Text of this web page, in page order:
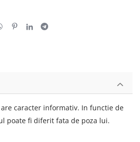
caracter informativ. In functie de
poate fi diferit fata de poza lui.